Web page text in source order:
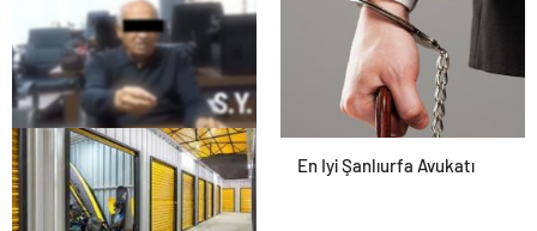
25 Yıllık Miras Davasında
Gözler Temmuz Ayındaki
Karar Duruşmasına Çevrildi
En Iyi Şanlıurfa Avukatı